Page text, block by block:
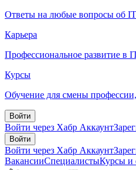
Ответы на любые вопросы об IT
Карьера
Профессиональное развитие в
Курсы
Обучение для смены
Войти
Войти через Хабр Аккаунт
Войти
Войти через Хабр Аккаунт
ВакансииСпециалистыКурсы и